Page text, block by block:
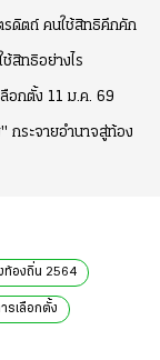
รดิตถ์ คนใช้สิทธิคึกคัก
สิทธิอย่างไร
อกตั้ง 11 ม.ค. 69
กระจายอำนาจสู่ท้อง
ท้องถิ่น 2564
รเลือกตั้ง